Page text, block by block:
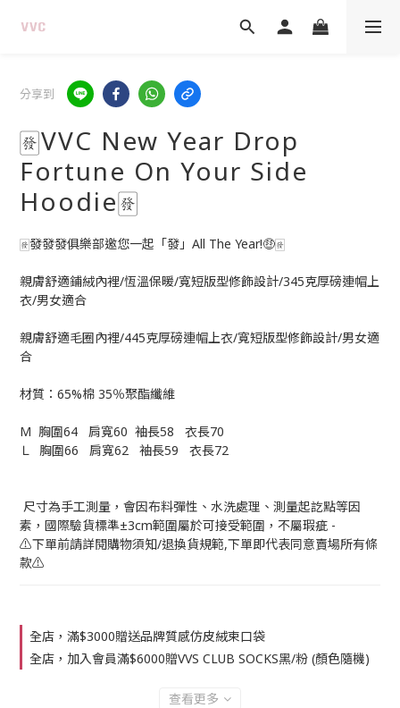
分享到
🀅VVC New Year Drop
Fortune On Your Side
Hoodie🀅
🀅發發發俱樂部邀您一起「發」All The Year!🤑🀅
親膚舒適鋪絨內裡/恆溫保暖/寬短版型修飾設計/345克厚磅連帽上
衣/男女適合
親膚舒適毛圈內裡/445克厚磅連帽上衣/寬短版型修飾設計/男女適
合
材質：65%棉 35％聚酯纖維
M  胸圍64   肩寬60  袖長58   衣長70
Ｌ  胸圍66   肩寬62   袖長59   衣長72
素，國際驗貨標準±3cm範圍屬於可接受範圍，不屬瑕疵 -
⚠️下單前請詳閱購物須知/退換貨規範,下單即代表同意賣場所有條
款⚠️
全店，滿$3000贈送品牌質感仿皮絨束口袋
全店，加入會員滿$6000贈VVS CLUB SOCKS黑/粉 (顏色隨機)
查看更多